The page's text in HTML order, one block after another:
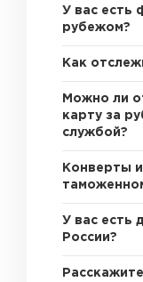
У вас есть
рубежом?
Как
Можно ли
карту за
службой?
Конверты
У вас есть
России?